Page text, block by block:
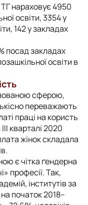
ТГ нараховує 4950
освіти, 3354 у
142 у закладах
посад закладах
освіти в
сферою,
переважають
праці на користь
кварталі 2020
жінок складала
є чітка ґендерна
професії. Так,
інститутів за
початок 2018–